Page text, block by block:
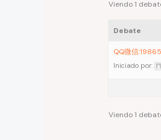
Viendo 1
Debate
QQ微信
Iniciado por:
Viendo 1